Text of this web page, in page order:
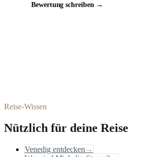
Bewertung schreiben →
Reise-Wissen
Nützlich für deine Reise
Venedig entdecken →